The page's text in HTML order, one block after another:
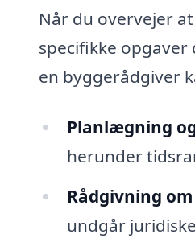
Når du overvejer
specifikke opgaver
en byggerådgiver
Planlægning
herunder
Rådgivning
undgår